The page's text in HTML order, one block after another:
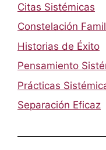
Citas Sistémicas
Constelación
Historias de Éxito
Pensamiento
Prácticas
Separación Eficaz